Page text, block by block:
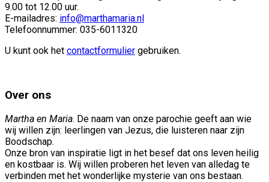
9.00 tot 12.00 uur.
E-mailadres: info@marthamaria.nl
Telefoonnummer: 035-6011320
U kunt ook het contactformulier gebruiken.
Over ons
Martha en Maria. De naam van onze parochie geeft aan wie
wij willen zijn: leerlingen van Jezus, die luisteren naar zijn
Boodschap.
Onze bron van inspiratie ligt in het besef dat ons leven heilig
en kostbaar is. Wij willen proberen het leven van alledag te
verbinden met het wonderlijke mysterie van ons bestaan.